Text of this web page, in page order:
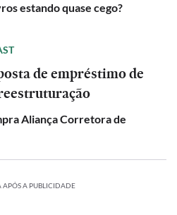
estando quase cego?
de empréstimo de
Aliança Corretora de
A PUBLICIDADE